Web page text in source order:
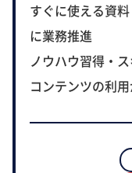
すぐに使える資
に業務推進
ノウハウ習得・
コンテンツの利